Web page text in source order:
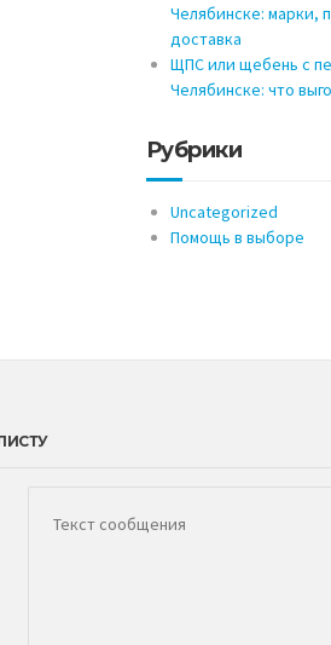
Челябинске: марки,
доставка
ЩПС или щебень с
Челябинске: что
Рубрики
Uncategorized
Помощь в выборе